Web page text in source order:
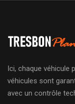
Ici, chaque véhicule
véhicules sont
avec un contrôle